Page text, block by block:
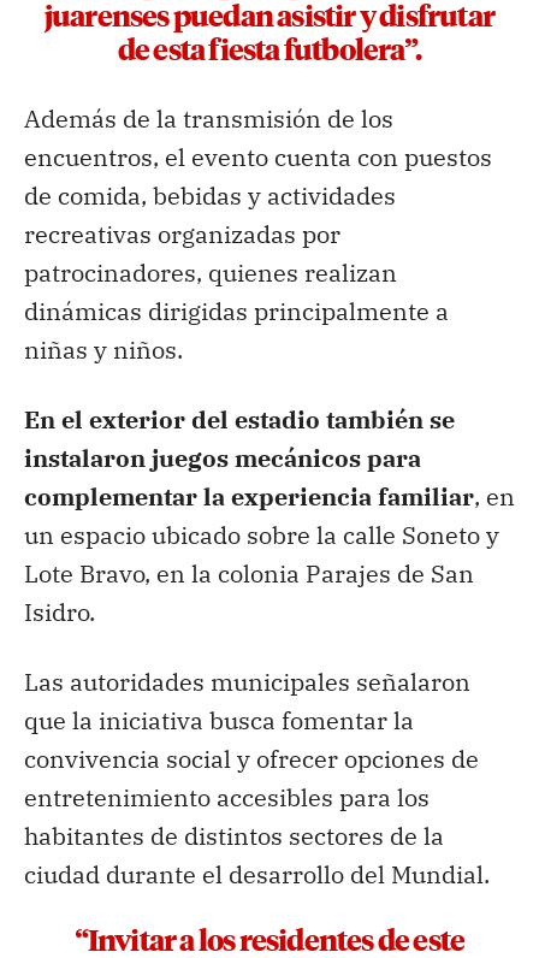
juarenses puedan asistir y disfrutar
de esta fiesta futbolera”.
Además de la transmisión de los
encuentros, el evento cuenta con puestos
de comida, bebidas y actividades
recreativas organizadas por
patrocinadores, quienes realizan
dinámicas dirigidas principalmente a
niñas y niños.
En el exterior del estadio también se
instalaron juegos mecánicos para
complementar la experiencia familiar, en
un espacio ubicado sobre la calle Soneto y
Lote Bravo, en la colonia Parajes de San
Isidro.
Las autoridades municipales señalaron
que la iniciativa busca fomentar la
convivencia social y ofrecer opciones de
entretenimiento accesibles para los
habitantes de distintos sectores de la
ciudad durante el desarrollo del Mundial.
“Invitar a los residentes de este